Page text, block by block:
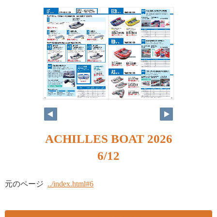
ACHILLES BOAT 2026
6/12
元のページ ../index.html#6